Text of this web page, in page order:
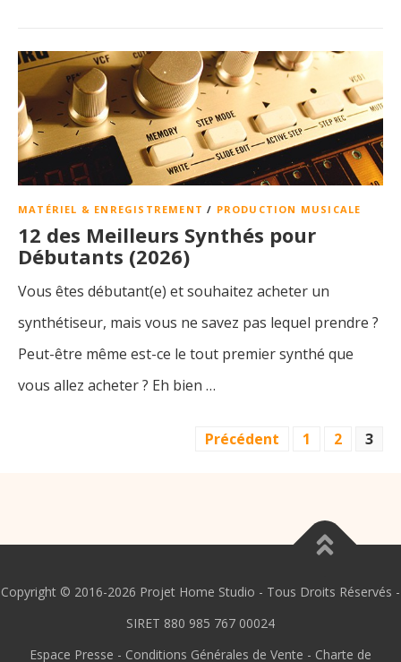
MATÉRIEL & ENREGISTREMENT / PRODUCTION MUSICALE
12 des Meilleurs Synthés pour
Débutants (2026)
Vous êtes débutant(e) et souhaitez acheter un
synthétiseur, mais vous ne savez pas lequel prendre ?
Peut-être même est-ce le tout premier synthé que
vous allez acheter ? Eh bien …
Précédent 1 2 3
Copyright © 2016-2026 Projet Home Studio - Tous Droits Réservés -
SIRET 880 985 767 00024
Espace Presse - Conditions Générales de Vente - Charte de